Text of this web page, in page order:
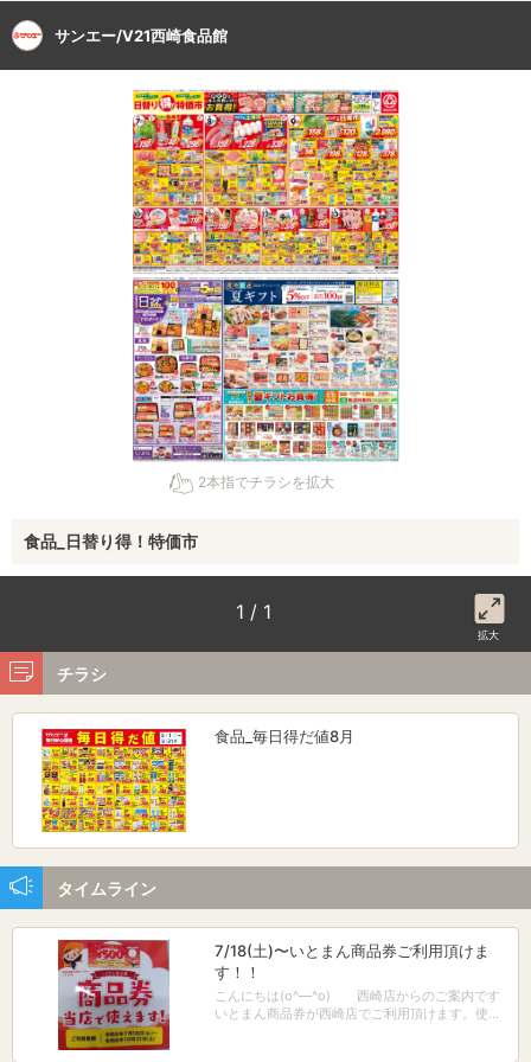
サンエー/V21西崎食品館
2本指でチラシを拡大
食品_日替り得！特価市
1 / 1
拡大
チラシ
食品_毎日得だ値8月
タイムライン
7/18(土)〜いとまん商品券ご利用頂けま
す！！
こんにちは(o^―^o) 西崎店からのご案内です
いとまん商品券が西崎店でご利用頂けます。使用